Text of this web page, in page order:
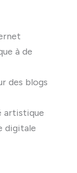
à de
des blogs
artistique
digitale